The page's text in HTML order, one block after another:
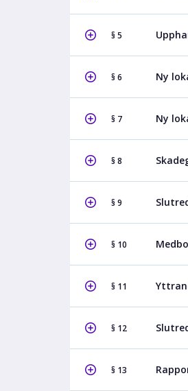
§ 5
§ 6 Ny
§ 7 Ny
§ 8
§ 9
§ 10
§ 11
§ 12
§ 13